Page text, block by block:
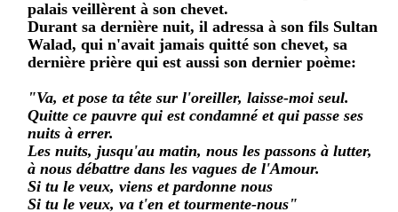
palais veillèrent à son chevet.
Durant sa dernière nuit, il adressa à son fils Sultan
Walad, qui n'avait jamais quitté son chevet, sa
dernière prière qui est aussi son dernier poème:
"Va, et pose ta tête sur l'oreiller, laisse-moi seul.
Quitte ce pauvre qui est condamné et qui passe ses
nuits à errer.
Les nuits, jusqu'au matin, nous les passons à lutter,
à nous débattre dans les vagues de l'Amour.
Si tu le veux, viens et pardonne nous
Si tu le veux, va t'en et tourmente-nous"